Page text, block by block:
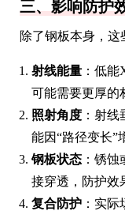
三、影响防护
除了钢板本身，这
射线能量 ：低
可能需要更厚的
照射角度 ：射
能因“路径变长”
钢板状态 ：锈
接穿透，防护效
复合防护 ：实